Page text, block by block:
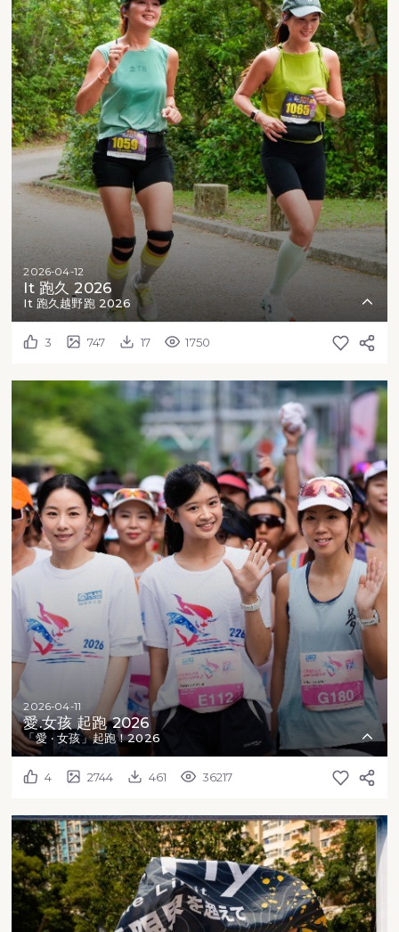
2026-04-12
It 跑久 2026
It 跑久越野跑 2026
3 747 17 1750
2026-04-11
愛.女孩 起跑 2026
「愛 ‧ 女孩」起跑！2026
4 2744 461 36217